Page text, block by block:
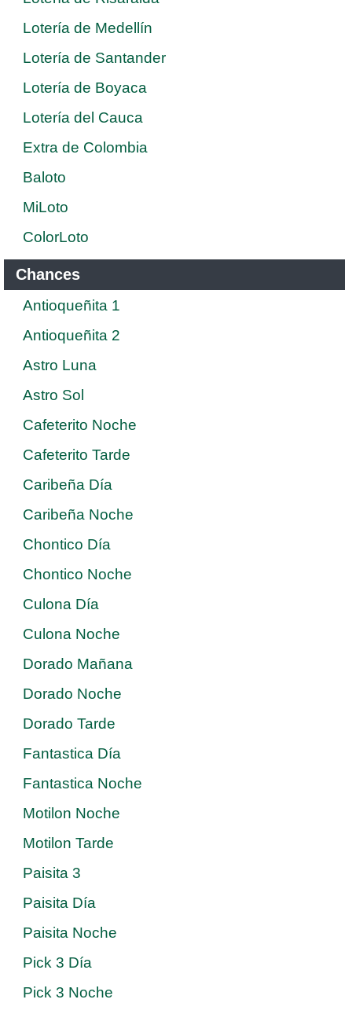
Lotería de Medellín
Lotería de Santander
Lotería de Boyaca
Lotería del Cauca
Extra de Colombia
Baloto
MiLoto
ColorLoto
Chances
Antioqueñita 1
Antioqueñita 2
Astro Luna
Astro Sol
Cafeterito Noche
Cafeterito Tarde
Caribeña Día
Caribeña Noche
Chontico Día
Chontico Noche
Culona Día
Culona Noche
Dorado Mañana
Dorado Noche
Dorado Tarde
Fantastica Día
Fantastica Noche
Motilon Noche
Motilon Tarde
Paisita 3
Paisita Día
Paisita Noche
Pick 3 Día
Pick 3 Noche